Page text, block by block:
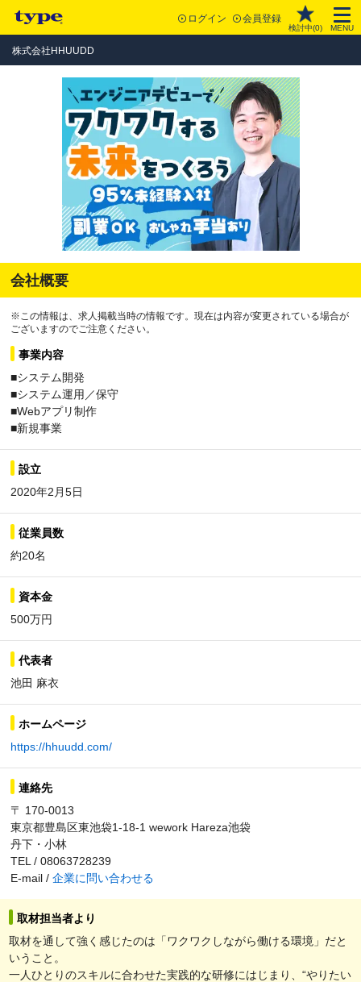
ログイン 会員登録
検討中(0) MENU
株式会社HHUUDD
会社概要
※この情報は、求人掲載当時の情報です。現在は内容が変更されている場合が
ございますのでご注意ください。
事業内容
■システム開発
■システム運用／保守
■Webアプリ制作
■新規事業
設立
2020年2月5日
従業員数
約20名
資本金
500万円
代表者
池田 麻衣
ホームページ
https://hhuudd.com/
連絡先
〒 170-0013
東京都豊島区東池袋1-18-1 wework Hareza池袋
丹下・小林
TEL / 08063728239
E-mail / 企業に問い合わせる
取材担当者より
取材を通して強く感じたのは「ワクワクしながら働ける環境」だと
いうこと。
一人ひとりのスキルに合わせた実践的な研修にはじまり、“やりたい